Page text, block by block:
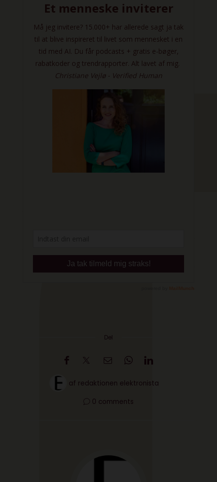
Del
af redaktionen elektronista
0 comments